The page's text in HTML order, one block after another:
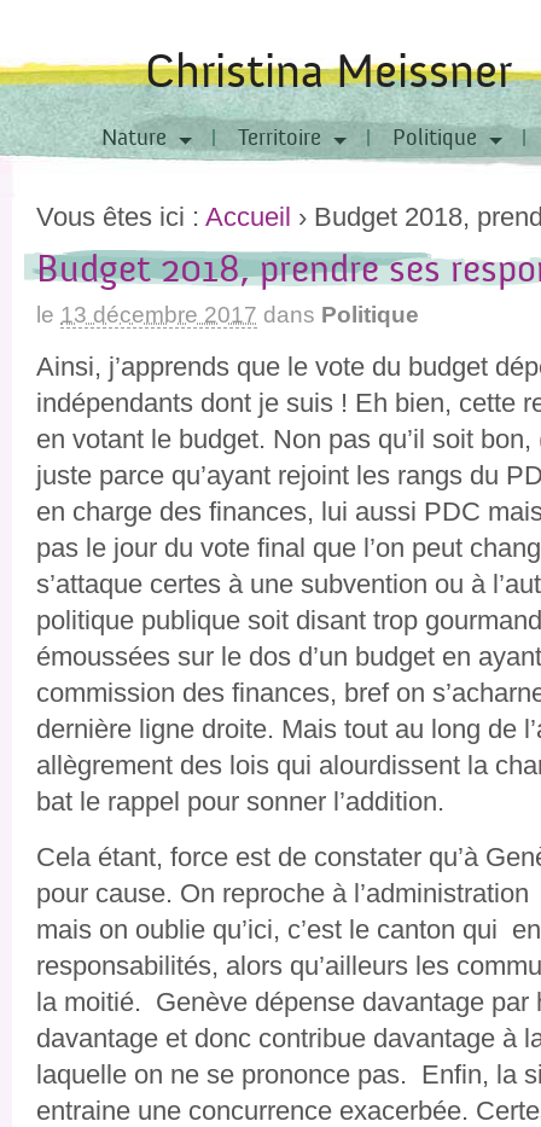
Christina Meissner
Nature Territoire Politique
Vous êtes ici : Accueil › Budget 2018,
Budget 2018, prendre ses
le 13 décembre 2017 dans Politique
Ainsi, j’apprends que le vote du budget
indépendants dont je suis ! Eh bien, cette
en votant le budget. Non pas qu’il soit
juste parce qu’ayant rejoint les rangs du
en charge des finances, lui aussi PDC
pas le jour du vote final que l’on peut
s’attaque certes à une subvention ou à
politique publique soit disant trop
émoussées sur le dos d’un budget en
commission des finances, bref on
dernière ligne droite. Mais tout au long de
allègrement des lois qui alourdissent la
bat le rappel pour sonner l’addition.
Cela étant, force est de constater qu’à
pour cause. On reproche à
mais on oublie qu’ici, c’est le canton qui
responsabilités, alors qu’ailleurs les
la moitié. Genève dépense davantage par
davantage et donc contribue davantage à
laquelle on ne se prononce pas. Enfin, la
entraine une concurrence exacerbée.